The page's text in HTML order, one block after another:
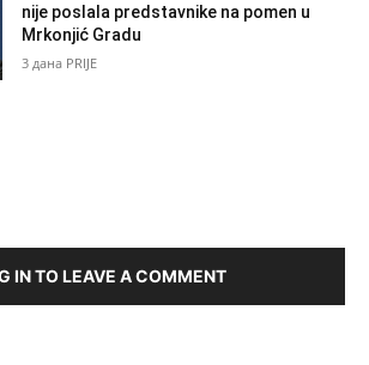
nije poslala predstavnike na pomen u
Mrkonjić Gradu
3 дана PRIJE
IN TO LEAVE A COMMENT